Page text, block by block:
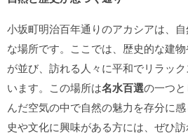
小坂町明治百年通りのアカシアは、
な場所です。ここでは、歴史的な建
が並び、訪れる人々に平和でリラッ
います。この場所は名水百選の一つ
んだ空気の中で自然の魅力を存分に
史や文化に興味がある方には、ぜひ